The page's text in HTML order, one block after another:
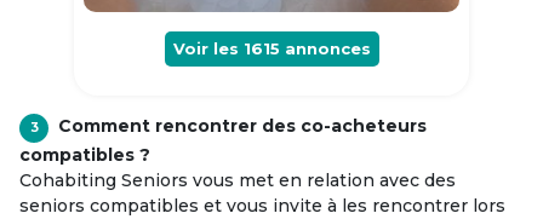
Voir les 1615 annonces
3
Comment rencontrer des co-acheteurs
compatibles ?
Cohabiting Seniors vous met en relation avec des
seniors compatibles et vous invite à les rencontrer lors